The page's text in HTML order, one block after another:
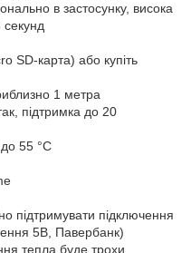
в застосунку, висока
секунд
SD-карта) або купіть
1 метра
підтримка до 20
55 °C
підтримувати підключення
5В, Павербанк)
тепла буде трохи